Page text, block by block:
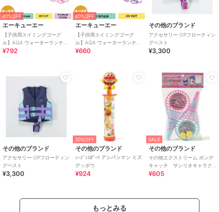
40%OFF
エーキューエー
【子供用スイミングゴーグ
ル】AQA ウォーターランナー
キッズクリック KM-1640
¥792
40%OFF
エーキューエー
【子供用スイミングゴーグ
ル】AQA ウォーターランナー
フィットキッズ KM-1641
¥660
その他のブランド
アクセサリー OPフローティン
グベスト
¥3,300
その他のブランド
アクセサリー OPフローティン
グベスト
¥3,300
30%OFF
その他のブランド
ｼｰｽﾞﾝｽﾎﾟｰﾂ アンパンマン ミズ
デッポウ
¥924
SALE
その他のブランド
その他エクストリーム ポンデ
キャッチ サンリオキャラク
ターズ
¥605
もっとみる